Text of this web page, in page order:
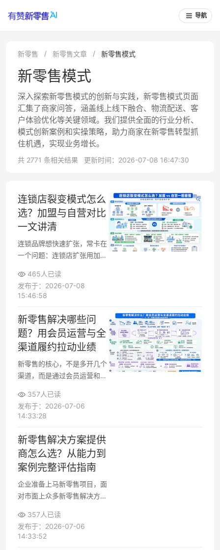
导航
新零售 新零售文章 新零售模式
新零售模式
深入探索新零售模式的创新与实践，新零售模式页面
汇集了商家问答，涵盖线上线下融合、物流配送、客
户体验优化等关键领域。我们提供全面的行业分析、
模式创新案例和实操策略，助力商家在新零售转型抓
住机遇，实现业务增长。
共 2771 条相关结果 更新时间：2026-07-08 16:47:30
连锁店裂变模式怎么
选？加盟与自营对比
一文讲清
连锁品牌想快速扩张，常卡在
一个问题：连锁店扩张用加盟
可能门店开得快但质量失控，
或成本压力过大难以为继。连
身阶段和能力，而不是盲目追
求规模。下文会从加盟与自营
对比入手，帮你设计适合自己
的连锁店扩张方案。
465人已读
发布于：2026-07-08
15:46:58
新零售解决哪些问
题？用会员运营与全
渠道履约拉动业绩
新零售的核心，不是多开几个
渠道，而是通过会员运营和全
新连接起来**。很多零售企业
在转型时，最关心的是新零售
及如何落地到会员体系、门店
运营和履约流程中。围绕这些
疑问，可以从痛点拆解、新零
售全渠道运营实操和会员玩法
设计三个方向来规划路径。
357人已读
发布于：2026-07-06
14:33:28
新零售解决方案提供
商怎么选？从能力到
案例完整评估指南
企业准备上马新零售项目，面
对市面上众多新零售解决方案
作。选型时既要考虑系统架构
与功能，也要评估团队经验、
357人已读
发布于：2026-07-06
14:33:52